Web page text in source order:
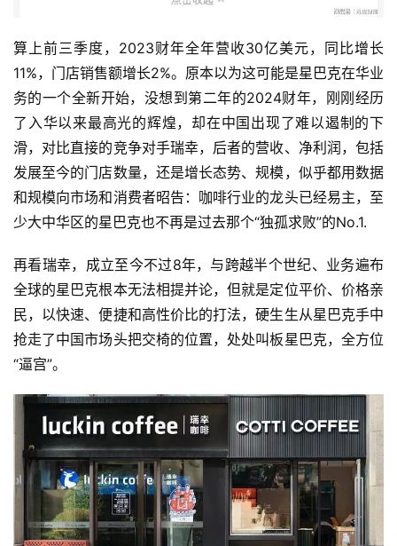
算上前三季度，2023财年全年营收30亿美元，同比增长
11%，门店销售额增长2%。原本以为这可能是星巴克在华业
务的一个全新开始，没想到第二年的2024财年，刚刚经历
了入华以来最高光的辉煌，却在中国出现了难以遏制的下
滑，对比直接的竞争对手瑞幸，后者的营收、净利润，包括
发展至今的门店数量，还是增长态势、规模，似乎都用数据
和规模向市场和消费者昭告：咖啡行业的龙头已经易主，至
少大中华区的星巴克也不再是过去那个“独孤求败”的No.1.
再看瑞幸，成立至今不过8年，与跨越半个世纪、业务遍布
全球的星巴克根本无法相提并论，但就是定位平价、价格亲
民，以快速、便捷和高性价比的打法，硬生生从星巴克手中
抢走了中国市场头把交椅的位置，处处叫板星巴克，全方位
“逼宫”。